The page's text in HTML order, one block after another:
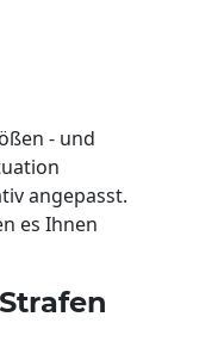
- und
angepasst.
es Ihnen